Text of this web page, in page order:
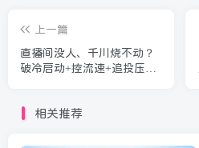
上一篇
直播间没人、千川烧不动？
破冷启动+控流速+追投压
相关推荐